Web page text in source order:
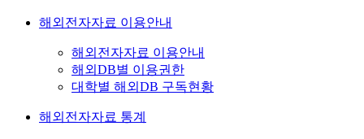
해외전자자료 이용안내
해외전자자료 이용안내
해외DB별 이용권한
대학별 해외DB 구독현황
해외전자자료 통계